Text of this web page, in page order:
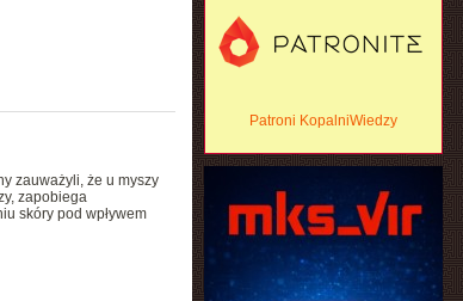
zauważyli, że u myszy
zapobiega
skóry pod wpływem
Patroni KopalniWiedzy